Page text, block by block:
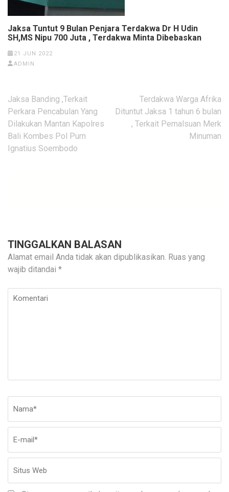
Jaksa Tuntut 9 Bulan Penjara Terdakwa Dr H Udin
SH,MS Nipu 700 Juta , Terdakwa Minta Dibebaskan
21 JUN 2022
ADMIN
Navigasi
pos
Jaksa Banding ,Terkait
Perkara Pencabulan Yang
Dilakukan Mantan Kapolres
Bali Kombes Pol Purn
Ignatius Soembodo
Terdakwa Warga Afrika
Dituntut Jaksa 1 tahun 6 bulan
, Terkait Pemalsuan Merk
Minuman
TINGGALKAN BALASAN
Alamat email Anda tidak akan dipublikasikan. Ruas yang
wajib ditandai *
Komentari